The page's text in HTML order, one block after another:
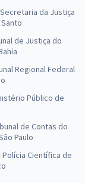
Secretaria da Justiça
de Justiça do
Regional Federal
Público de
de Contas do
Paulo
Polícia Científica de